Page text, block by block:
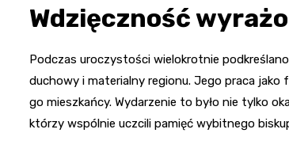
Wdzięczność
Podczas uroczystości wielokrotnie
duchowy i materialny regionu. Jego praca jako
go mieszkańcy. Wydarzenie to było nie tylko
którzy wspólnie uczcili pamięć wybitnego